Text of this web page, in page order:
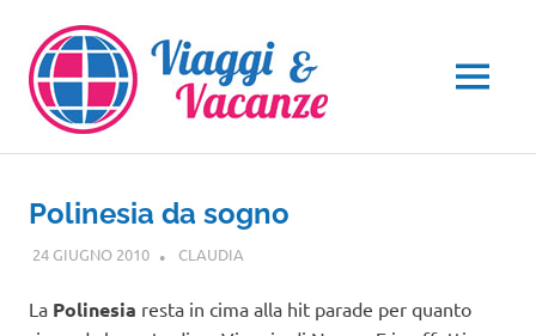
contenuto
MENU
Polinesia da sogno
24 GIUGNO 2010 CLAUDIA
La Polinesia resta in cima alla hit parade per quanto